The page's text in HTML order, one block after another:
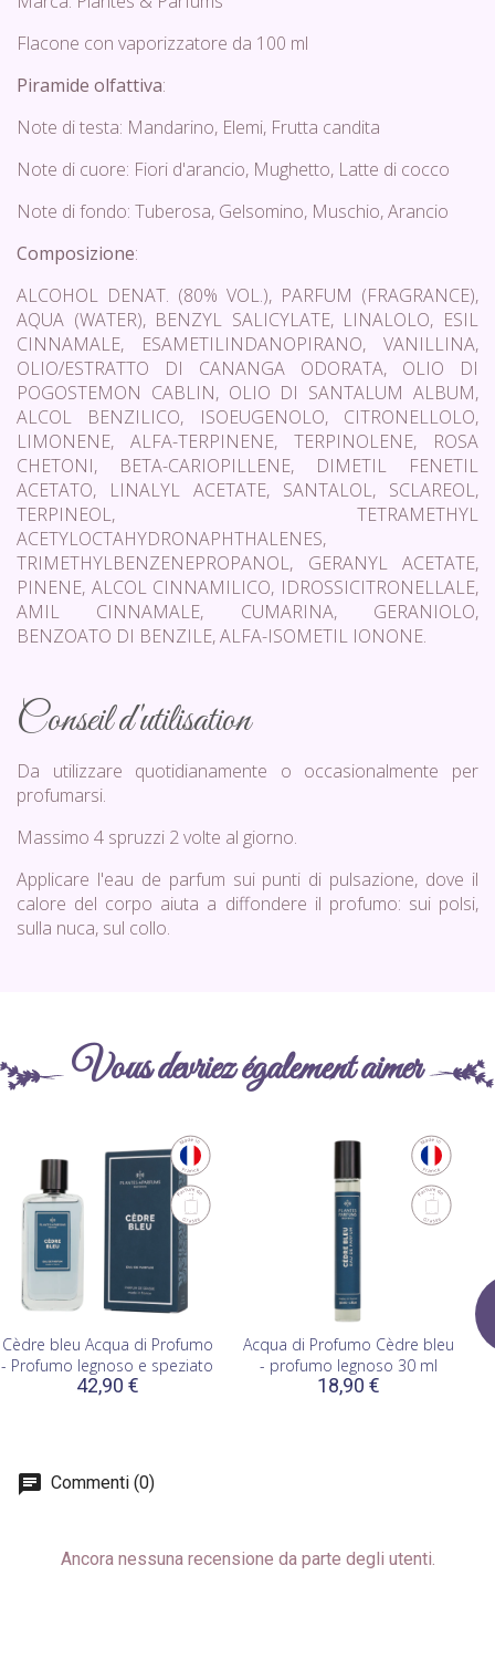
Flacone con vaporizzatore da 100 ml
Piramide olfattiva:
Note di testa: Mandarino, Elemi, Frutta candita
Note di cuore: Fiori d'arancio, Mughetto, Latte di cocco
Note di fondo: Tuberosa, Gelsomino, Muschio, Arancio
Composizione:
ALCOHOL DENAT. (80% VOL.), PARFUM (FRAGRANCE),
AQUA (WATER), BENZYL SALICYLATE, LINALOLO, ESIL
CINNAMALE, ESAMETILINDANOPIRANO, VANILLINA,
OLIO/ESTRATTO DI CANANGA ODORATA, OLIO DI
POGOSTEMON CABLIN, OLIO DI SANTALUM ALBUM,
ALCOL BENZILICO, ISOEUGENOLO, CITRONELLOLO,
LIMONENE, ALFA-TERPINENE, TERPINOLENE, ROSA
CHETONI, BETA-CARIOPILLENE, DIMETIL FENETIL
ACETATO, LINALYL ACETATE, SANTALOL, SCLAREOL,
TERPINEOL, TETRAMETHYL
ACETYLOCTAHYDRONAPHTHALENES,
TRIMETHYLBENZENEPROPANOL, GERANYL ACETATE,
PINENE, ALCOL CINNAMILICO, IDROSSICITRONELLALE,
AMIL CINNAMALE, CUMARINA, GERANIOLO,
BENZOATO DI BENZILE, ALFA-ISOMETIL IONONE.
Conseil d'utilisation
Da utilizzare quotidianamente o occasionalmente per
profumarsi.
Massimo 4 spruzzi 2 volte al giorno.
Applicare l'eau de parfum sui punti di pulsazione, dove il
calore del corpo aiuta a diffondere il profumo: sui polsi,
sulla nuca, sul collo.
Vous devriez également aimer
Cèdre bleu Acqua di Profumo
- Profumo legnoso e speziato
42,90 €
Acqua di Profumo Cèdre bleu
- profumo legnoso 30 ml
18,90 €
Commenti (0)
Ancora nessuna recensione da parte degli utenti.